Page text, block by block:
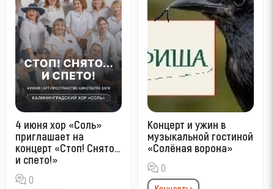
4 июня хор «Соль»
приглашает на
концерт «Стоп! Снято…
и спето!»
0
Концерт и ужин в
музыкальной гостиной
«Солёная ворона»
0